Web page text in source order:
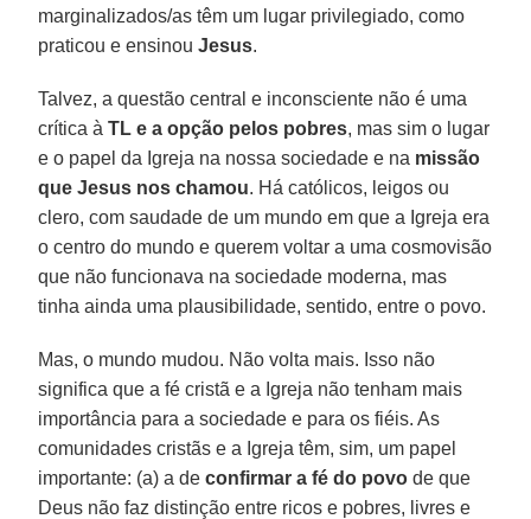
marginalizados/as têm um lugar privilegiado, como
praticou e ensinouJesus.
Talvez, a questão central e inconsciente não é uma
crítica àTL e a opção pelos pobres, mas sim o lugar
e o papel da Igreja na nossa sociedade e na missão
que Jesus nos chamou. Há católicos, leigos ou
clero, com saudade de um mundo em que a Igreja era
o centro do mundo e querem voltar a uma cosmovisão
que não funcionava na sociedade moderna, mas
tinha ainda uma plausibilidade, sentido, entre o povo.
Mas, o mundo mudou. Não volta mais. Isso não
significa que a fé cristã e a Igreja não tenham mais
importância para a sociedade e para os fiéis. As
comunidades cristãs e a Igreja têm, sim, um papel
importante: (a) a deconfirmar a fé do povo de que
Deus não faz distinção entre ricos e pobres, livres e